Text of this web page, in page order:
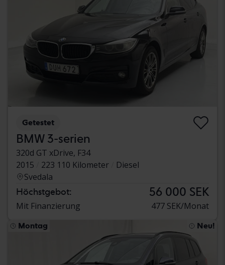
Getestet
BMW 3-serien
320d GT xDrive, F34
2015
223 110 Kilometer
Diesel
Svedala
Höchstgebot: 56 000 SEK
Mit Finanzierung 477 SEK/Monat
Montag Neu!